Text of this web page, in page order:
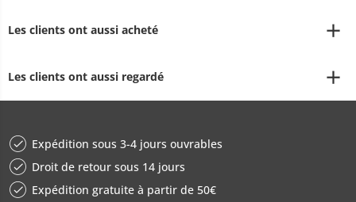
Les clients ont aussi acheté
Les clients ont aussi regardé
Expédition sous 3-4 jours ouvrables
Droit de retour sous 14 jours
Expédition gratuite à partir de 50€